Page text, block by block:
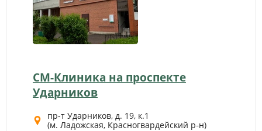
СМ-Клиника на проспекте
Ударников
пр-т Ударников, д. 19, к.1
(м. Ладожская, Красногвардейский р‑н)